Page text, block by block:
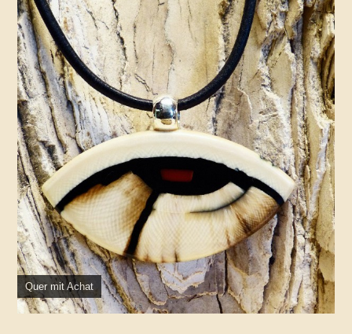
Quer mit Achat